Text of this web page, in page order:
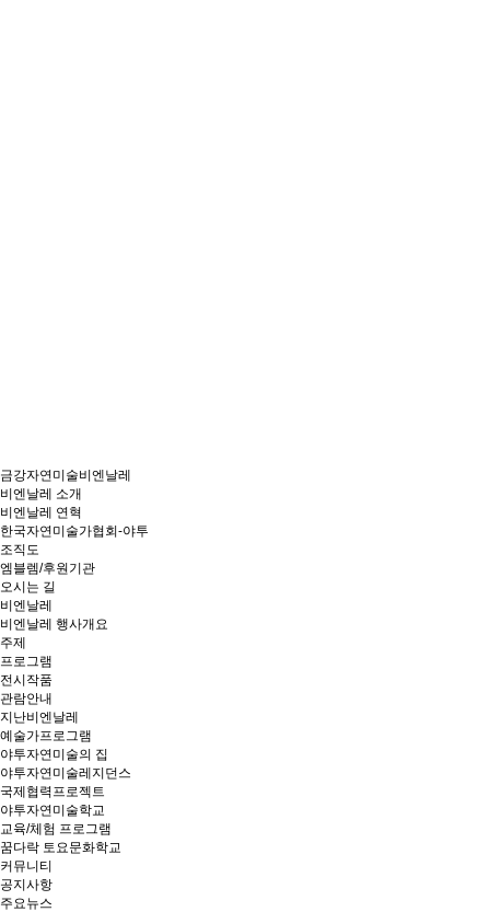
금강자연미술비엔날레
비엔날레 소개
비엔날레 연혁
한국자연미술가협회-야투
조직도
엠블렘/후원기관
오시는 길
비엔날레
비엔날레 행사개요
주제
프로그램
전시작품
관람안내
지난비엔날레
예술가프로그램
야투자연미술의 집
야투자연미술레지던스
국제협력프로젝트
야투자연미술학교
교육/체험 프로그램
꿈다락 토요문화학교
커뮤니티
공지사항
주요뉴스